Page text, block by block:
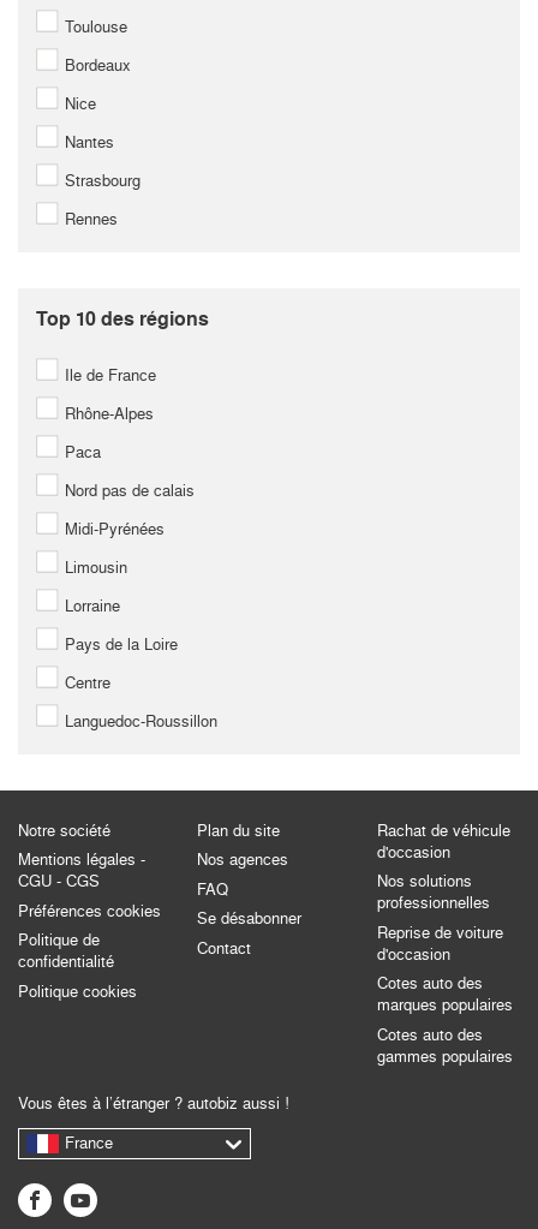
Toulouse
Bordeaux
Nice
Nantes
Strasbourg
Rennes
Top 10 des régions
Ile de France
Rhône-Alpes
Paca
Nord pas de calais
Midi-Pyrénées
Limousin
Lorraine
Pays de la Loire
Centre
Languedoc-Roussillon
Notre société
Mentions légales -
CGU - CGS
Préférences cookies
Politique de
confidentialité
Politique cookies
Plan du site
Nos agences
FAQ
Se désabonner
Contact
Rachat de véhicule
d'occasion
Nos solutions
professionnelles
Reprise de voiture
d'occasion
Cotes auto des
marques populaires
Cotes auto des
gammes populaires
Vous êtes à l’étranger ? autobiz aussi !
France